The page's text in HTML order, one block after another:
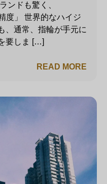
ンドも驚く、
度」 世界的なハイジ
、通常、指輪が手元に
要しま […]
READ MORE